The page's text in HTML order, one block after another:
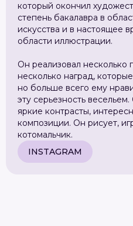
который окончил
степень бакалавра в
искусства и в настоящее
области иллюстрации.
Он реализовал несколько
несколько наград,
но больше всего ему
эту серьезность
яркие контрасты,
композиции. Он рисует,
котомальчик.
INSTAGRAM